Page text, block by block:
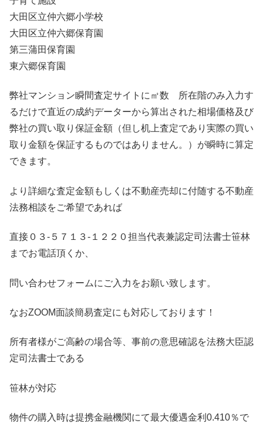
大田区立仲六郷小学校
大田区立仲六郷保育園
第三蒲田保育園
東六郷保育園
弊社マンション瞬間査定サイトに㎡数 所在階のみ入力す
るだけで直近の成約データーから算出された相場価格及び
弊社の買い取り保証金額（但し机上査定であり実際の買い
取り金額を保証するものではありません。）が瞬時に算定
できます。
より詳細な査定金額もしくは不動産売却に付随する不動産
法務相談をご希望であれば
直接０３-５７１３-１２２０担当代表兼認定司法書士笹林
までお電話頂くか、
問い合わせフォームにご入力をお願い致します。
なおZOOM面談簡易査定にも対応しております！
所有者様がご高齢の場合等、事前の意思確認を法務大臣認
定司法書士である
笹林が対応
物件の購入時は提携金融機関にて最大優遇金利0.410％で